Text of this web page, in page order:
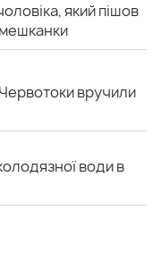
який пішов
вручили
води в